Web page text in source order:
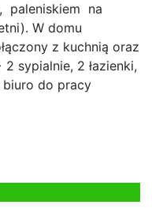
paleniskiem na
W domu
z kuchnią oraz
sypialnie, 2 łazienki,
biuro do pracy